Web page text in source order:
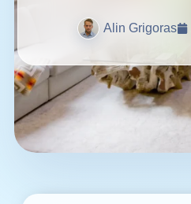
Alin Grigoras